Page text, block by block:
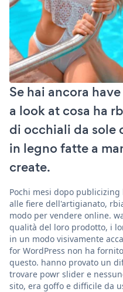
Se hai ancora
a look at cosa ha
di occhiali da sole
in legno fatte a
create.
Pochi mesi dopo
alle fiere dell'artigianato,
modo per vendere online.
qualità del loro prodotto, i
in un modo visivamente
for WordPress non ha
questo. hanno provato un
trovare powr slider e
sito, era goffo e difficile da